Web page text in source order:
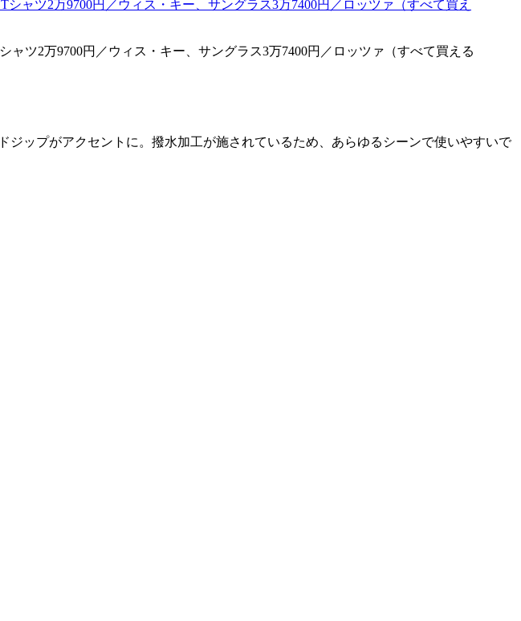
ツ2万9700円／ウィス・キー、サングラス3万7400円／ロッツァ（すべて買える
ップがアクセントに。撥水加工が施されているため、あらゆるシーンで使いやすいで